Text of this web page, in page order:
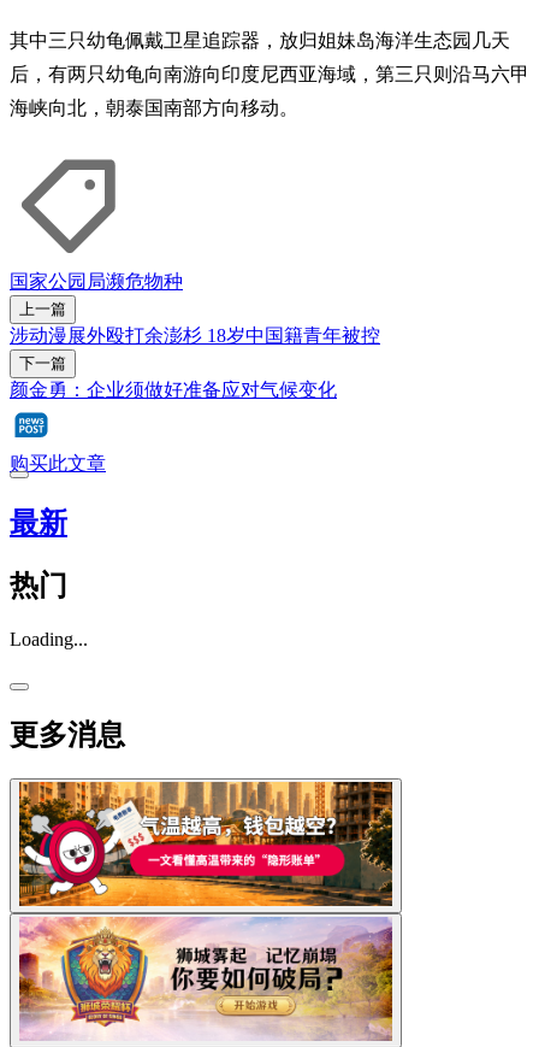
其中三只幼龟佩戴卫星追踪器，放归姐妹岛海洋生态园几天
后，有两只幼龟向南游向印度尼西亚海域，第三只则沿马六甲
海峡向北，朝泰国南部方向移动。
国家公园局濒危物种
上一篇
涉动漫展外殴打余澎杉 18岁中国籍青年被控
下一篇
颜金勇：企业须做好准备应对气候变化
购买此文章
最新
热门
Loading...
更多消息